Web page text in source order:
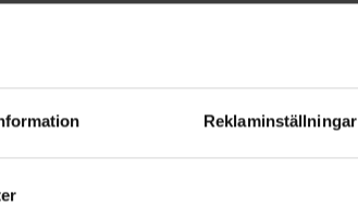
Reklaminställningar
med föreläsningen